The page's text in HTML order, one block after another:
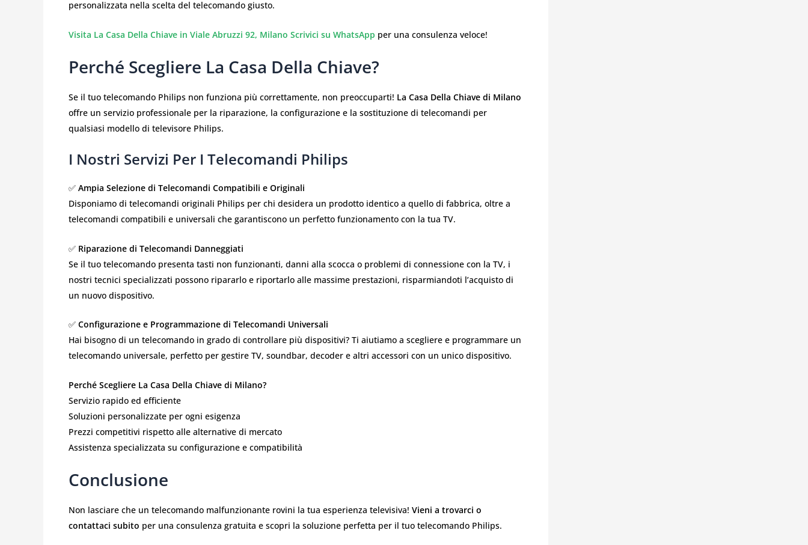
personalizzata nella scelta del telecomando giusto.
Visita La Casa Della Chiave in Viale Abruzzi 92, Milano Scrivici su WhatsApp per una consulenza veloce!
Perché Scegliere La Casa Della Chiave?
Se il tuo telecomando Philips non funziona più correttamente, non preoccuparti! La Casa Della Chiave di Milano
offre un servizio professionale per la riparazione, la configurazione e la sostituzione di telecomandi per
qualsiasi modello di televisore Philips.
I Nostri Servizi Per I Telecomandi Philips
✅ Ampia Selezione di Telecomandi Compatibili e Originali
Disponiamo di telecomandi originali Philips per chi desidera un prodotto identico a quello di fabbrica, oltre a
telecomandi compatibili e universali che garantiscono un perfetto funzionamento con la tua TV.
✅ Riparazione di Telecomandi Danneggiati
Se il tuo telecomando presenta tasti non funzionanti, danni alla scocca o problemi di connessione con la TV, i
nostri tecnici specializzati possono ripararlo e riportarlo alle massime prestazioni, risparmiandoti l’acquisto di
un nuovo dispositivo.
✅ Configurazione e Programmazione di Telecomandi Universali
Hai bisogno di un telecomando in grado di controllare più dispositivi? Ti aiutiamo a scegliere e programmare un
telecomando universale, perfetto per gestire TV, soundbar, decoder e altri accessori con un unico dispositivo.
Perché Scegliere La Casa Della Chiave di Milano?
Servizio rapido ed efficiente
Soluzioni personalizzate per ogni esigenza
Prezzi competitivi rispetto alle alternative di mercato
Assistenza specializzata su configurazione e compatibilità
Conclusione
Non lasciare che un telecomando malfunzionante rovini la tua esperienza televisiva! Vieni a trovarci o
contattaci subito per una consulenza gratuita e scopri la soluzione perfetta per il tuo telecomando Philips.